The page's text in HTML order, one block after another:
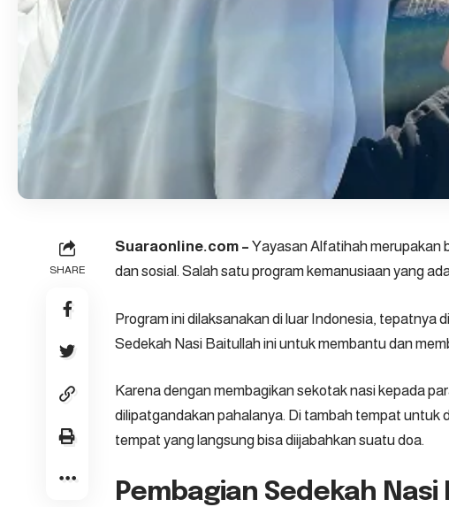
SHARE
Suaraonline.com – Yayasan Alfatihah merupakan
dan sosial. Salah satu program kemanusiaan yang
Program ini dilaksanakan di luar Indonesia, tepatnya
Sedekah Nasi Baitullah ini untuk membantu dan
Karena dengan membagikan sekotak nasi kepada
dilipatgandakan pahalanya. Di tambah tempat untuk
tempat yang langsung bisa diijabahkan suatu doa.
Pembagian Sedekah